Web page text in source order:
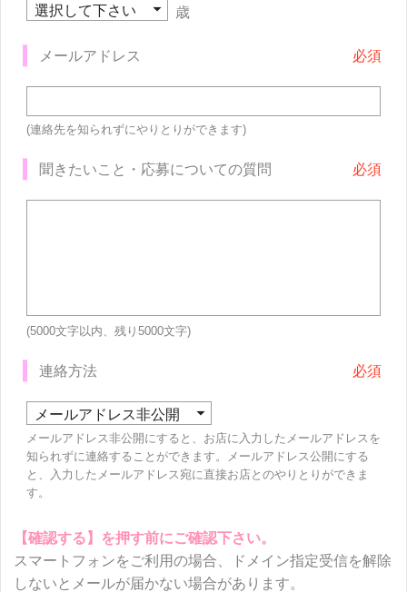
歳
メールアドレス
(連絡先を知られずにやりとりができます)
聞きたいこと・応募についての質問
(5000文字以内、残り 5000文字)
連絡方法
メールアドレス非公開にすると、お店に入力したメールアドレスを
知られずに連絡することができます。メールアドレス公開にする
と、入力したメールアドレス宛に直接お店とのやりとりができま
す。
【確認する】を押す前にご確認下さい。
スマートフォンをご利用の場合、ドメイン指定受信を解除
しないとメールが届かない場合があります。